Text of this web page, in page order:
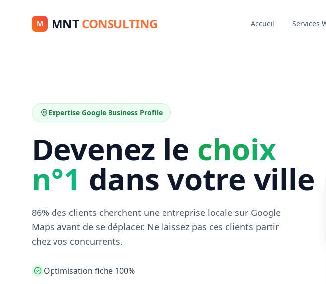
M MNT CONSULTING Accueil Services
Expertise Google Business Profile
Devenez le choix
n°1 dans votre ville
86% des clients cherchent une entreprise locale sur Google
Maps avant de se déplacer. Ne laissez pas ces clients partir
chez vos concurrents.
Optimisation fiche 100%